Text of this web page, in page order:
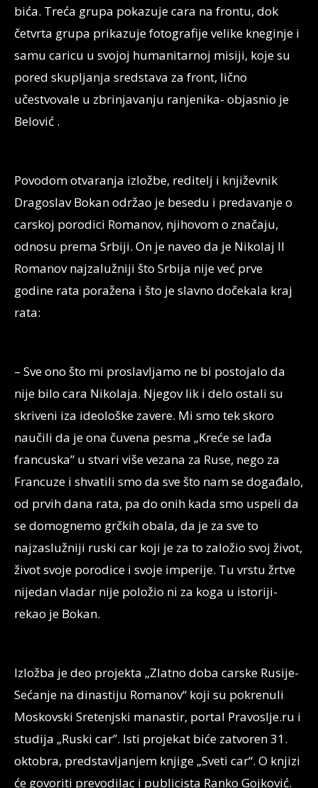
bića. Treća grupa pokazuje cara na frontu, dok
četvrta grupa prikazuje fotografije velike kneginje i
samu caricu u svojoj humanitarnoj misiji, koje su
pored skupljanja sredstava za front, lično
učestvovale u zbrinjavanju ranjenika- objasnio je
Belović .
Povodom otvaranja izložbe, reditelj i književnik
Dragoslav Bokan održao je besedu i predavanje o
carskoj porodici Romanov, njihovom o značaju,
odnosu prema Srbiji. On je naveo da je Nikolaj II
Romanov najzalužniji što Srbija nije već prve
godine rata poražena i što je slavno dočekala kraj
rata:
– Sve ono što mi proslavljamo ne bi postojalo da
nije bilo cara Nikolaja. Njegov lik i delo ostali su
skriveni iza ideološke zavere. Mi smo tek skoro
naučili da je ona čuvena pesma „Kreće se lađa
francuska” u stvari više vezana za Ruse, nego za
Francuze i shvatili smo da sve što nam se događalo,
od prvih dana rata, pa do onih kada smo uspeli da
se domognemo grčkih obala, da je za sve to
najzaslužniji ruski car koji je za to založio svoj život,
život svoje porodice i svoje imperije. Tu vrstu žrtve
nijedan vladar nije položio ni za koga u istoriji-
rekao je Bokan.
Izložba je deo projekta „Zlatno doba carske Rusije-
Sećanje na dinastiju Romanov“ koji su pokrenuli
Moskovski Sretenjski manastir, portal Pravoslje.ru i
studija „Ruski car”. Isti projekat biće zatvoren 31.
oktobra, predstavljanjem knjige „Sveti car“. O knjizi
će govoriti prevodilac i publicista Ranko Gojković.